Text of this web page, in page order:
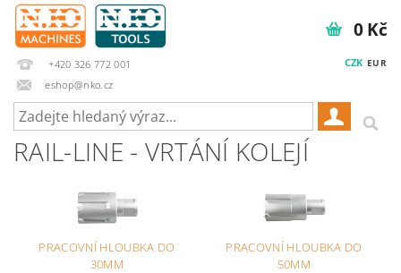
+420 326 772 001
eshop@nko.cz
CZK EUR
0 Kč
RAIL-LINE - VRTÁNÍ KOLEJÍ
PRACOVNÍ HLOUBKA DO
30MM
PRACOVNÍ HLOUBKA DO
50MM